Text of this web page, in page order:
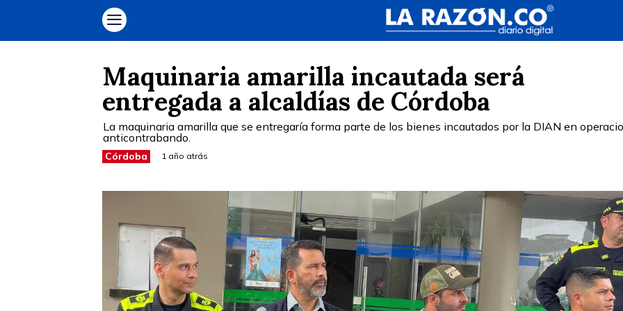
Maquinaria amarilla incautada será
entregada a alcaldías de Córdoba
La maquinaria amarilla que se entregaría forma parte de los bienes incautados por la DIAN en
anticontrabando.
Córdoba 1 año atrás